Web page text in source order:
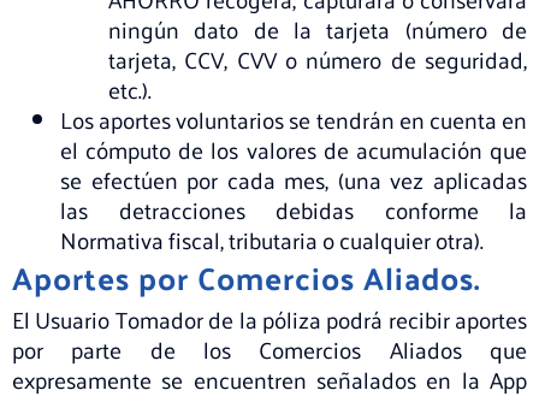
ningún dato de la tarjeta (número de
tarjeta, CCV, CVV o número de seguridad,
etc.).
Los aportes voluntarios se tendrán en cuenta en
el cómputo de los valores de acumulación que
se efectúen por cada mes, (una vez aplicadas
las detracciones debidas conforme la
Normativa fiscal, tributaria o cualquier otra).
Aportes por Comercios Aliados.
El Usuario Tomador de la póliza podrá recibir aportes
por parte de los Comercios Aliados que
expresamente se encuentren señalados en la App